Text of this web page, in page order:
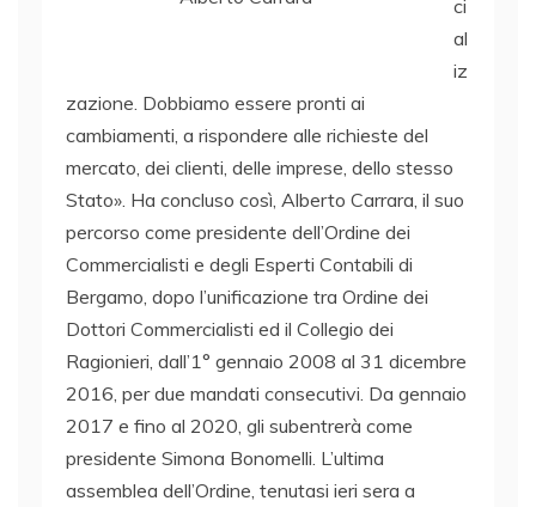
ci
al
iz
zazione. Dobbiamo essere pronti ai
cambiamenti, a rispondere alle richieste del
mercato, dei clienti, delle imprese, dello stesso
Stato». Ha concluso così, Alberto Carrara, il suo
percorso come presidente dell’Ordine dei
Commercialisti e degli Esperti Contabili di
Bergamo, dopo l’unificazione tra Ordine dei
Dottori Commercialisti ed il Collegio dei
Ragionieri, dall’1° gennaio 2008 al 31 dicembre
2016, per due mandati consecutivi. Da gennaio
2017 e fino al 2020, gli subentrerà come
presidente Simona Bonomelli. L’ultima
assemblea dell’Ordine, tenutasi ieri sera a